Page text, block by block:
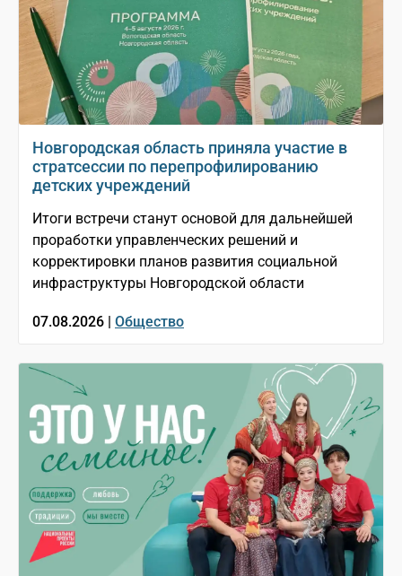
Новгородская область приняла участие в
стратсессии по перепрофилированию
детских учреждений
Итоги встречи станут основой для дальнейшей
проработки управленческих решений и
корректировки планов развития социальной
инфраструктуры Новгородской области
07.08.2026 | Общество